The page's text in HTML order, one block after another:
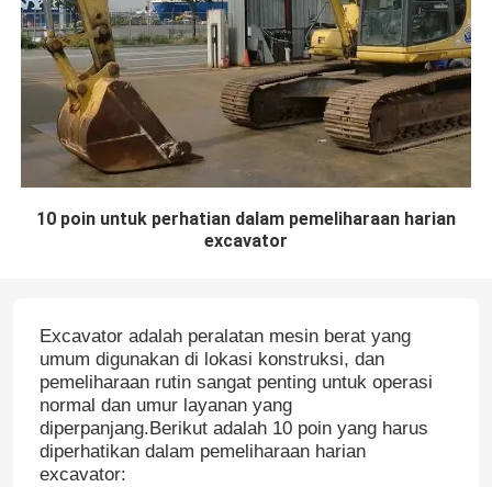
10 poin untuk perhatian dalam pemeliharaan harian
excavator
Excavator adalah peralatan mesin berat yang
umum digunakan di lokasi konstruksi, dan
pemeliharaan rutin sangat penting untuk operasi
normal dan umur layanan yang
diperpanjang.Berikut adalah 10 poin yang harus
diperhatikan dalam pemeliharaan harian
excavator: